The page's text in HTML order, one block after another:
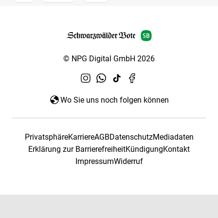
© NPG Digital GmbH 2026
Wo Sie uns noch folgen können
PrivatsphäreKarriereAGBDatenschutzMediadaten
Erklärung zur BarrierefreiheitKündigungKontakt
ImpressumWiderruf